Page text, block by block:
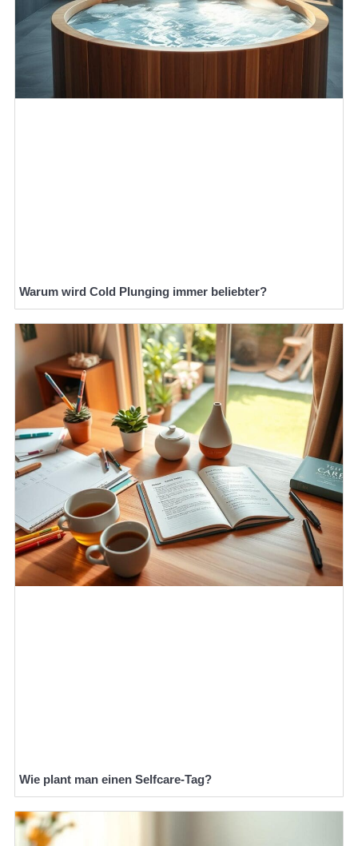
Warum wird Cold Plunging immer beliebter?
Wie plant man einen Selfcare-Tag?